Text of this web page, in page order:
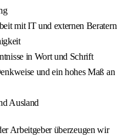
mit IT und externen Beratern
in Wort und Schrift
und ein hohes Maß an
Ausland
Arbeitgeber überzeugen wir